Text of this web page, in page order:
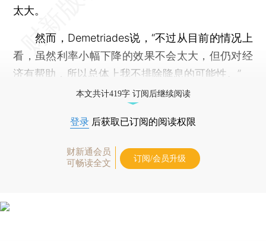
太大。
然而，Demetriades说，“不过从目前的情况上
看，虽然利率小幅下降的效果不会太大，但仍对经
济有帮助，所以总体上我不排除降息的可能性。”
本文共计419字 订阅后继续阅读
登录 后获取已订阅的阅读权限
财新通会员
可畅读全文
订阅/会员升级